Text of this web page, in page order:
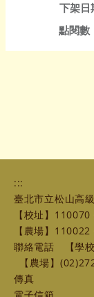
下架日
點閱數
:::
臺北市立松山高
【校址】
【農場】
聯絡電話
【學
【農場】
傳真